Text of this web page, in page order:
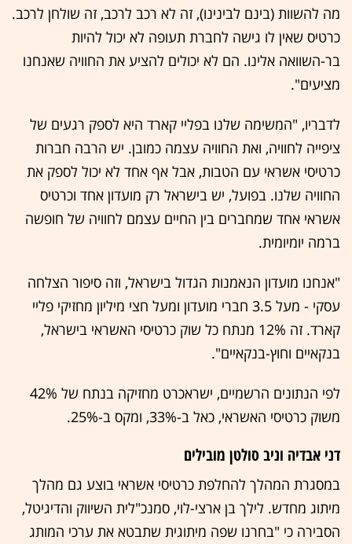
מה להשוות (בינם לבינינו), זה לא רכב לרכב, זה שולחן לרכב.
כרטיס שאין לו גישה לחברת תעופה לא יכול להיות
בר-השוואה אלינו. הם לא יכולים להציע את החוויה שאנחנו
מציעים".
לדבריו, "המשימה שלנו בפליי קארד היא לספק רגעים של
ציפייה לחוויה, ואת החוויה עצמה כמובן. יש הרבה חברות
כרטיסי אשראי עם הטבות, אבל אף אחד לא יכול לספק את
החוויה שלנו. בפועל, יש בישראל רק מועדון אחד וכרטיס
אשראי אחד שמחברים בין החיים עצמם לחוויה של חופשה
ברמה יומיומית.
"אנחנו מועדון הנאמנות הגדול בישראל, וזה סיפור הצלחה
עסקי - מעל 3.5 חברי מועדון ומעל חצי מיליון מחזיקי פליי
קארד. זה 12% מנתח כל שוק כרטיסי האשראי בישראל,
בנקאיים וחוץ-בנקאיים".
לפי הנתונים הרשמיים, ישראכרט מחזיקה בנתח של 42%
משוק כרטיסי האשראי, כאל ב-33%, ומקס ב-25%.
דני אבדיה וניב סולטן מובילים
במסגרת המהלך להחלפת כרטיסי אשראי בוצע גם מהלך
מיתוג מחדש. לילך בן ארצי-לוי, סמנכ"לית השיווק והדיגיטל,
הסבירה כי "בחרנו שפה מיתוגית שתבטא את ערכי המותג